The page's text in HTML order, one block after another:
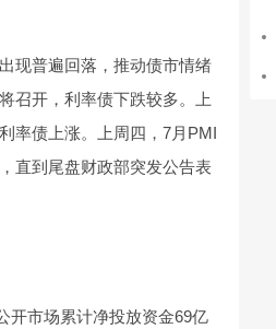
现普遍回落，推动债市情绪
召开，利率债下跌较多。上
率债上涨。上周四，7月PMI
直到尾盘财政部突发公告表
开市场累计净投放资金69亿